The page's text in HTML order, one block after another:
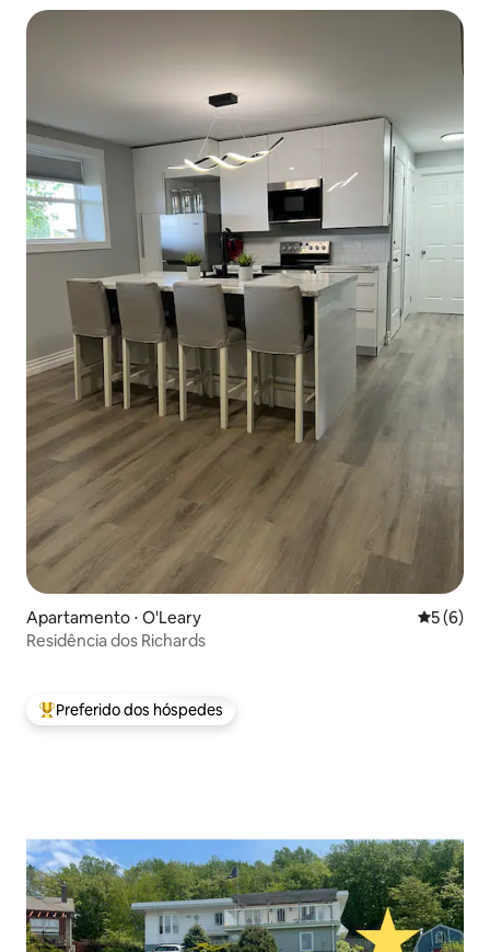
Apartamento ⋅ O'Leary 5 de
5 (6)
Residência dos Richards
Entre os melhores preferidos dos hóspedes
Preferido dos hóspedes